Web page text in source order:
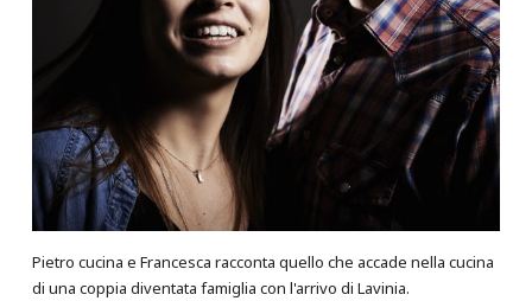
Pietro cucina e Francesca racconta quello che accade nella cucina
di una coppia diventata famiglia con l'arrivo di Lavinia.